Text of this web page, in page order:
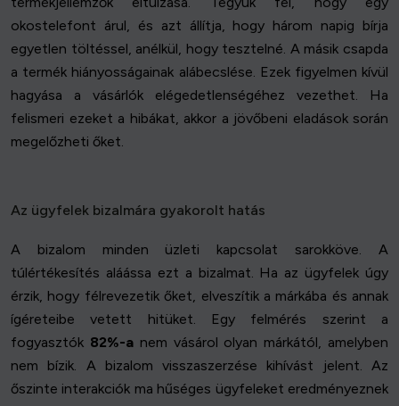
okostelefont árul, és azt állítja, hogy három napig bírja
egyetlen töltéssel, anélkül, hogy tesztelné. A másik csapda
a termék hiányosságainak alábecslése. Ezek figyelmen kívül
hagyása a vásárlók elégedetlenségéhez vezethet. Ha
felismeri ezeket a hibákat, akkor a jövőbeni eladások során
megelőzheti őket.
Az ügyfelek bizalmára gyakorolt hatás
A bizalom minden üzleti kapcsolat sarokköve. A
túlértékesítés aláássa ezt a bizalmat. Ha az ügyfelek úgy
érzik, hogy félrevezetik őket, elveszítik a márkába és annak
ígéreteibe vetett hitüket. Egy felmérés szerint a
fogyasztók 82%-anem vásárol olyan márkától, amelyben
nem bízik. A bizalom visszaszerzése kihívást jelent. Az
őszinte interakciók ma hűséges ügyfeleket eredményeznek